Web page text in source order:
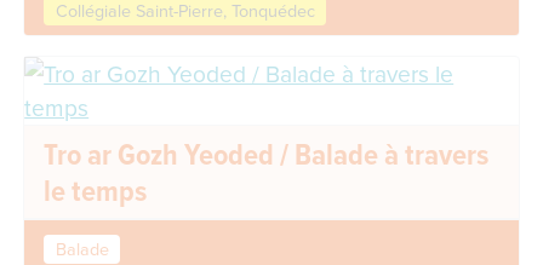
Collégiale Saint-Pierre, Tonquédec
Tro ar Gozh Yeoded / Balade à travers
le temps
Balade